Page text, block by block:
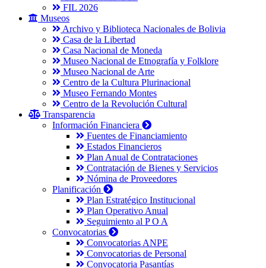
FIL 2026
Museos
Archivo y Biblioteca Nacionales de Bolivia
Casa de la Libertad
Casa Nacional de Moneda
Museo Nacional de Etnografía y Folklore
Museo Nacional de Arte
Centro de la Cultura Plurinacional
Museo Fernando Montes
Centro de la Revolución Cultural
Transparencia
Información Financiera
Fuentes de Financiamiento
Estados Financieros
Plan Anual de Contrataciones
Contratación de Bienes y Servicios
Nómina de Proveedores
Planificación
Plan Estratégico Institucional
Plan Operativo Anual
Seguimiento al P O A
Convocatorias
Convocatorias ANPE
Convocatorias de Personal
Convocatoria Pasantías